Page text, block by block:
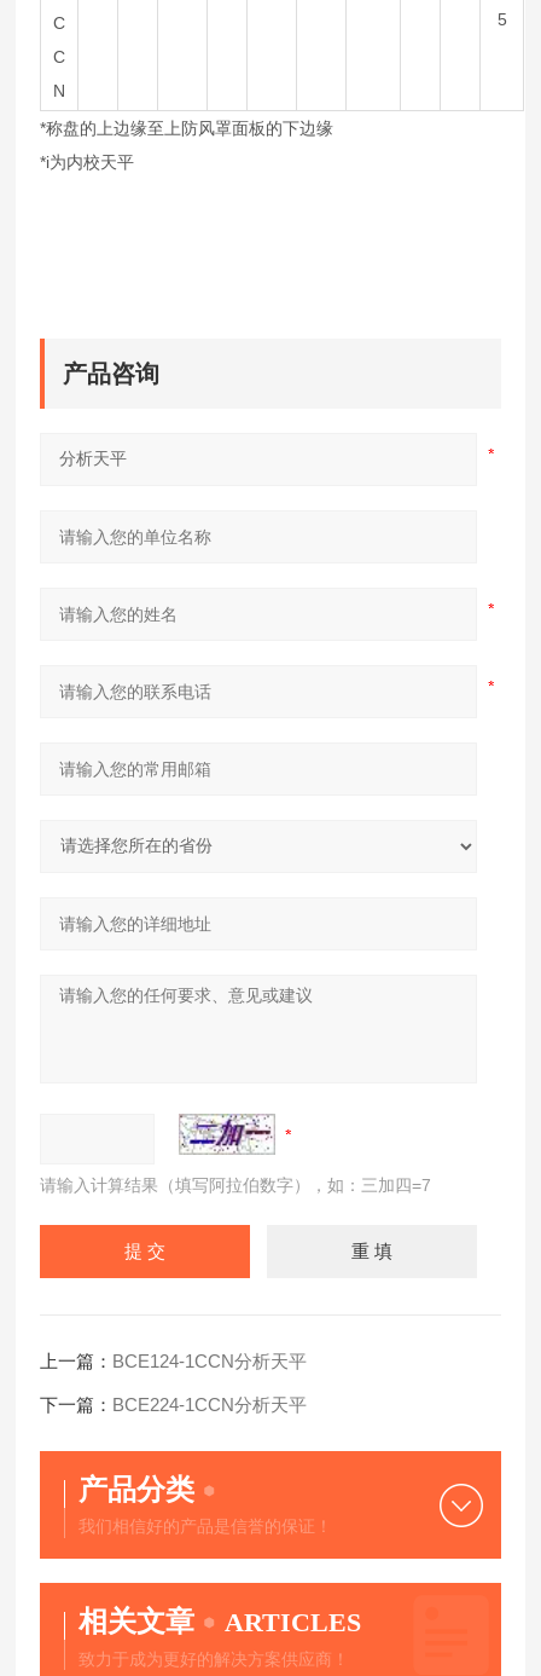
C
C
N
5
*称盘的上边缘至上防风罩面板的下边缘
*i为内校天平
产品咨询
请输入计算结果（填写阿拉伯数字），如：三加四=7
上一篇： BCE124-1CCN分析天平
下一篇： BCE224-1CCN分析天平
产品分类
我们相信好的产品是信誉的保证！
相关文章 ARTICLES
致力于成为更好的解决方案供应商！